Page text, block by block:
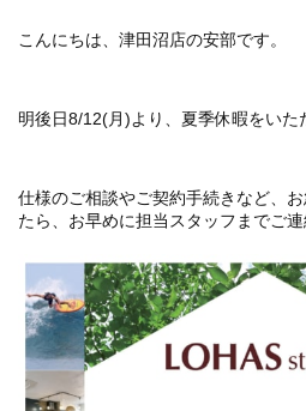
こんにちは、津田沼店の安部です。
明後日8/12(月)より、夏季休暇をいた
仕様のご相談やご契約手続きなど、
たら、お早めに担当スタッフまでご連